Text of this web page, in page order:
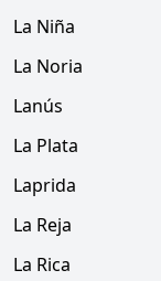
La Niña
La Noria
Lanús
La Plata
Laprida
La Reja
La Rica